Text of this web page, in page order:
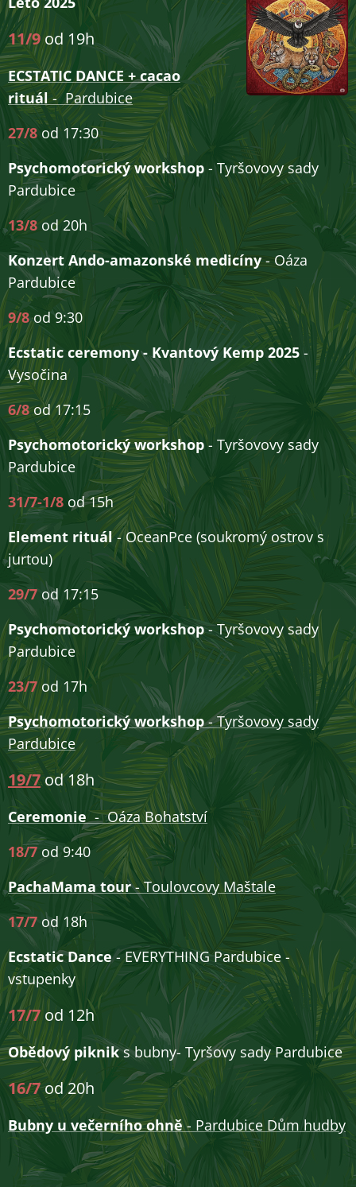
11/9od 19h
ECSTATIC DANCE + cacao
rituál - Pardubice
27/8 od 17:30
Psychomotorický workshop - Tyršovovy sady
Pardubice
13/8 od 20h
Konzert Ando-amazonské medicíny - Oáza
Pardubice
9/8od 9:30
Ecstatic ceremony - Kvantový Kemp 2025 -
Vysočina
6/8od 17:15
Psychomotorický workshop- Tyršovovy sady
Pardubice
31/7-1/8 od 15h
Element rituál- OceanPce (soukromý ostrov s
jurtou)
29/7 od 17:15
Psychomotorický workshop- Tyršovovy sady
Pardubice
23/7od 17h
Psychomotorický workshop- Tyršovovy sady
Pardubice
19/7od 18h
Ceremonie- Oáza Bohatství
18/7 od 9:40
PachaMama tour- Toulovcovy Maštale
17/7 od 18h
Ecstatic Dance- EVERYTHING Pardubice -
vstupenky
17/7 od 12h
Obědový pikniks bubny- Tyršovy sady Pardubice
16/7od 20h
Bubny u večerního ohně- Pardubice Dům hudby